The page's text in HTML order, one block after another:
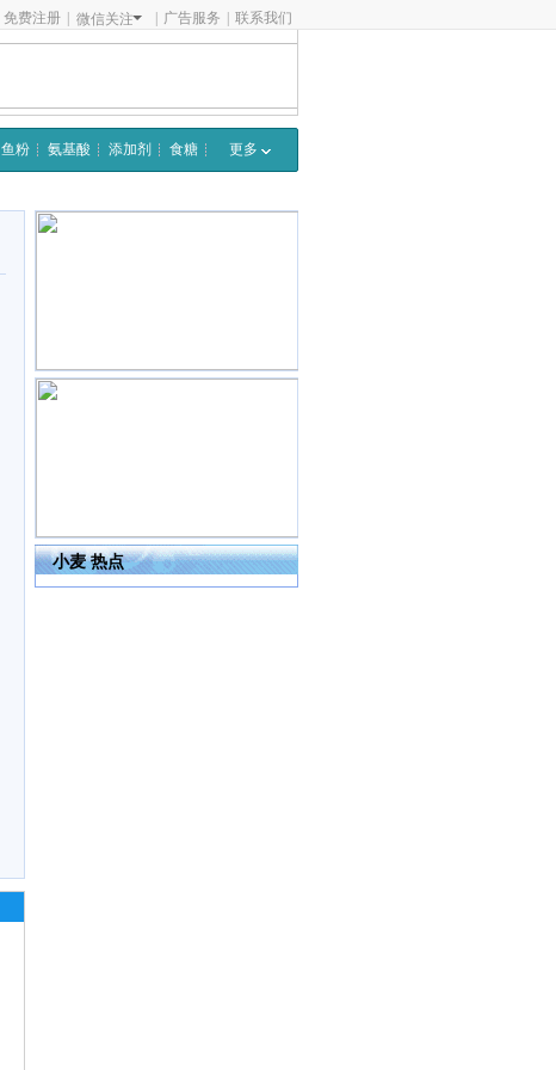
免费注册 微信关注 广告服务 联系我们
鱼粉 氨基酸 添加剂 食糖 更多
小麦 热点